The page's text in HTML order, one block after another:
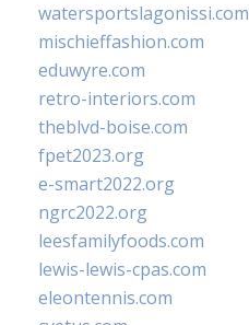
watersportslagonissi.com
mischieffashion.com
eduwyre.com
retro-interiors.com
theblvd-boise.com
fpet2023.org
e-smart2022.org
ngrc2022.org
leesfamilyfoods.com
lewis-lewis-cpas.com
eleontennis.com